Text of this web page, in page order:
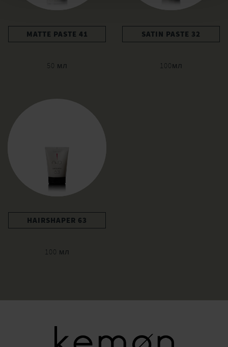
MATTE PASTE 41
50 мл
SATIN PASTE 32
100мл
HAIRSHAPER 63
100 мл